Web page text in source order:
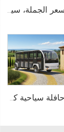
سعر الجملة، سيارة كهربائية صغيرة سرعة منخفضة تتسع لشخصين من الصين موديل LS9020KF
حافلة سياحية كهربائية تعمل بنظام PMSM بجهد 96V وبطارية الليثيوم LFP بسعة 20KW و23 مقعدًا طراز LS6230KF